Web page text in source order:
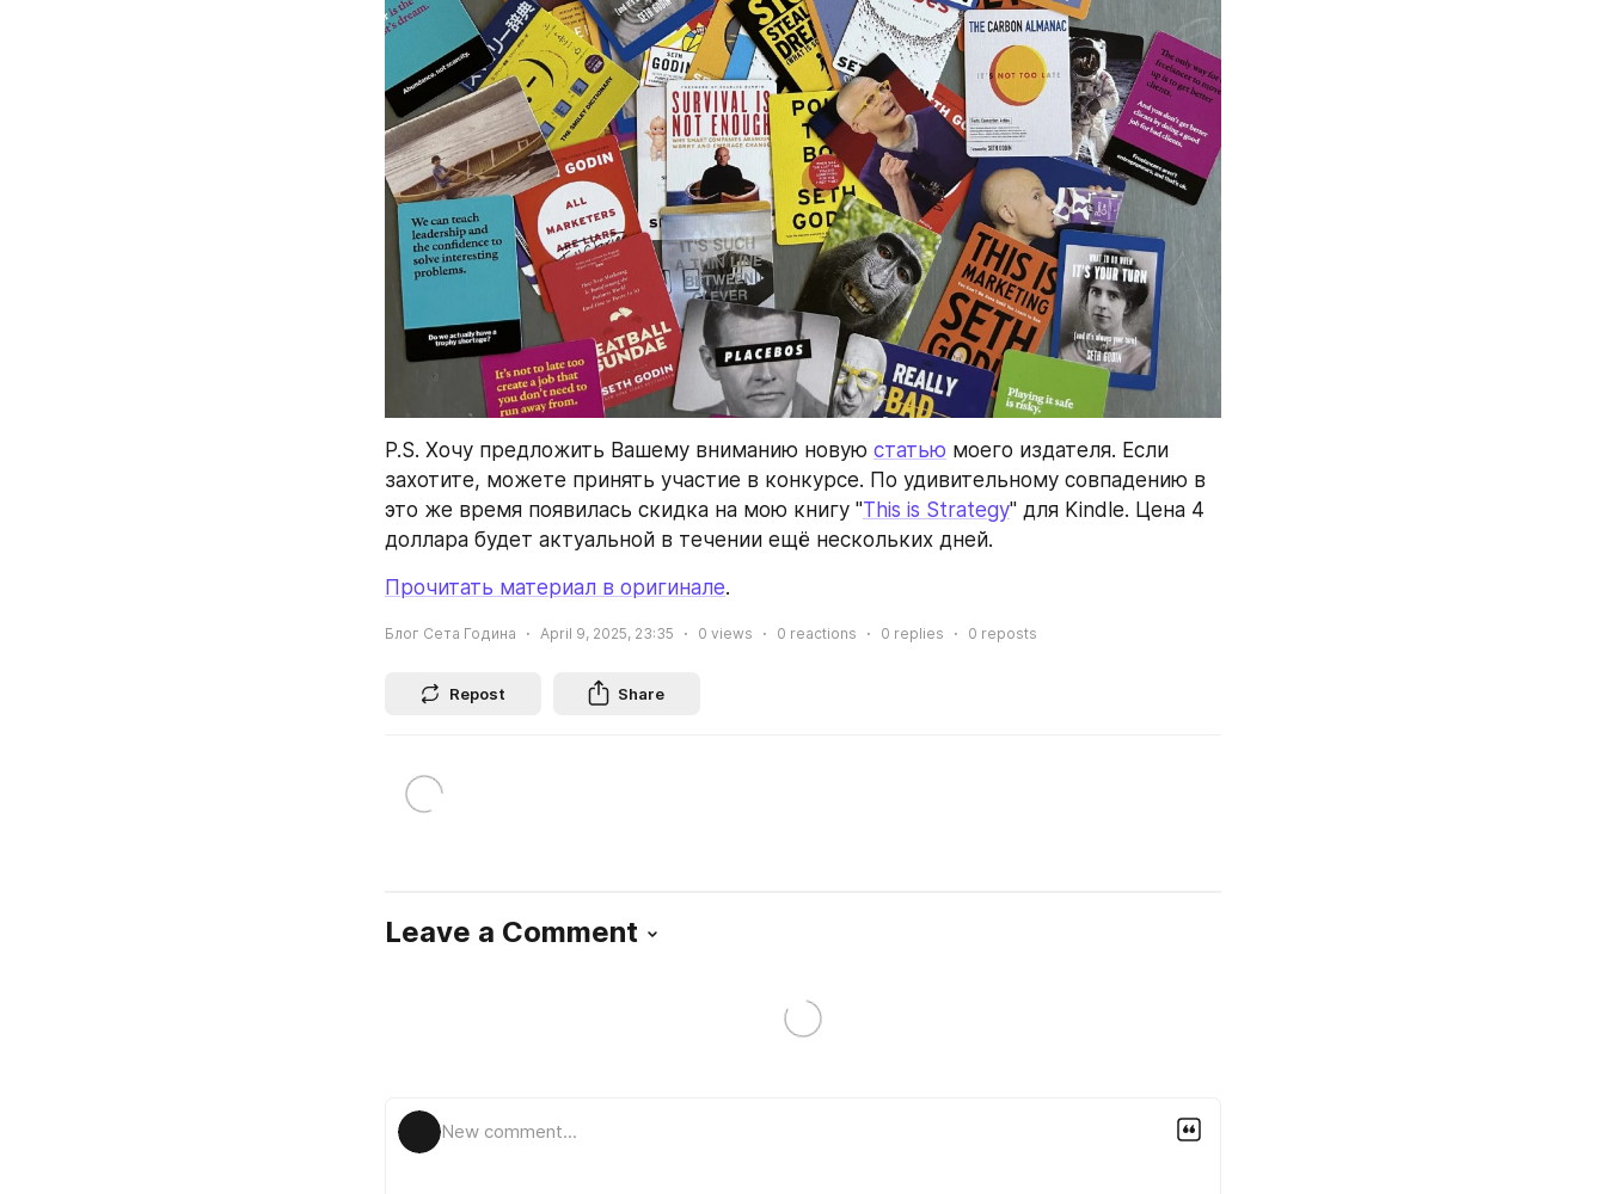
P.S. Хочу предложить Вашему вниманию новую статью моего издателя. Если
захотите, можете принять участие в конкурсе. По удивительному совпадению в
это же время появилась скидка на мою книгу "This is Strategy" для Kindle. Цена 4
доллара будет актуальной в течении ещё нескольких дней.
Прочитать материал в оригинале.
Блог Сета Година April 9, 2025, 23:35 0 views 0 reactions 0 replies 0 reposts
Repost Share
Leave a Comment